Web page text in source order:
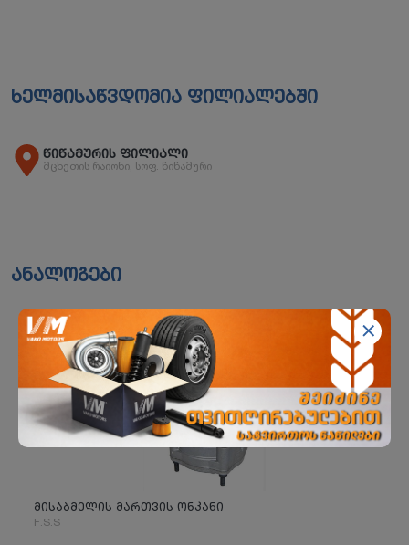
ხელმისაწვდომია ფილიალებში
წიწამურის ფილიალი
მცხეთის რაიონი, სოფ. წიწამური
ანალოგები
მისაბმელის მართვის ონკანი
F.S.S